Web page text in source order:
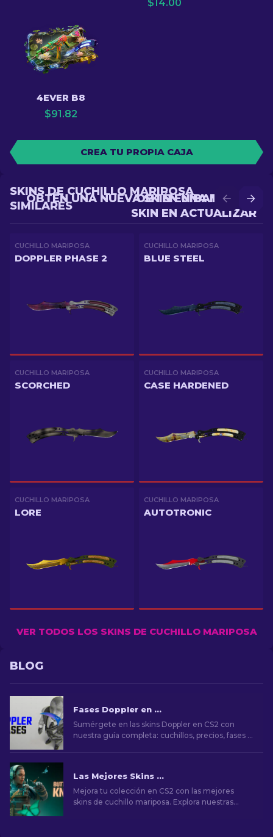
$ 14.00
4EVER B8
$91.82
CREA TU PROPIA CAJA
OBTÉN UNA MEJOR
SKIN EN ACTUALIZAR
OBTÉN UNA NUEVA SKIN EN BATALLA
SKINS DE CUCHILLO MARIPOSA
SIMILARES
CUCHILLO MARIPOSA
DOPPLER PHASE 2
CUCHILLO MARIPOSA
BLUE STEEL
CUCHILLO MARIPOSA
SCORCHED
CUCHILLO MARIPOSA
CASE HARDENED
CUCHILLO MARIPOSA
LORE
CUCHILLO MARIPOSA
AUTOTRONIC
VER TODOS LOS SKINS DE CUCHILLO MARIPOSA
BLOG
Fases Doppler en CS2: Guía completa (Cuchillos & Precios)
Sumérgete en las skins Doppler en CS2 con
nuestra guía completa: cuchillos, precios, fases y
Las Mejores Skins de Cuchillo Mariposa de CS2 a comprar (2026)
Mejora tu colección en CS2 con las mejores
skins de cuchillo mariposa. Explora nuestras